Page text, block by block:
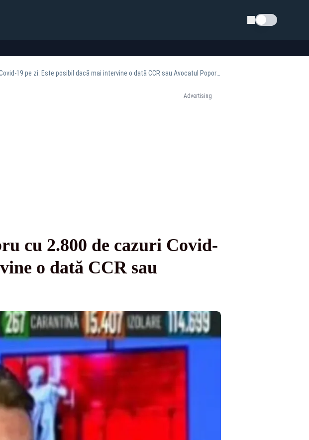
Schimba tema
Nelu Tătaru, despre scenariul sumbru cu 2.800 de cazuri Covid-19 pe zi: Este posibil dacă mai intervine o dată CCR sau Avocatul Poporului
Advertising
cu 2.800 de cazuri Covid-
o dată CCR sau